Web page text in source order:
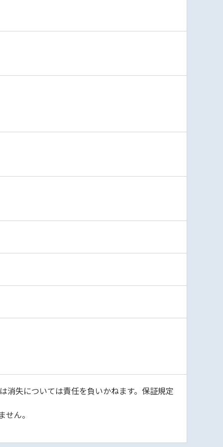
失については責任を負いかねます。保証規定
ん。